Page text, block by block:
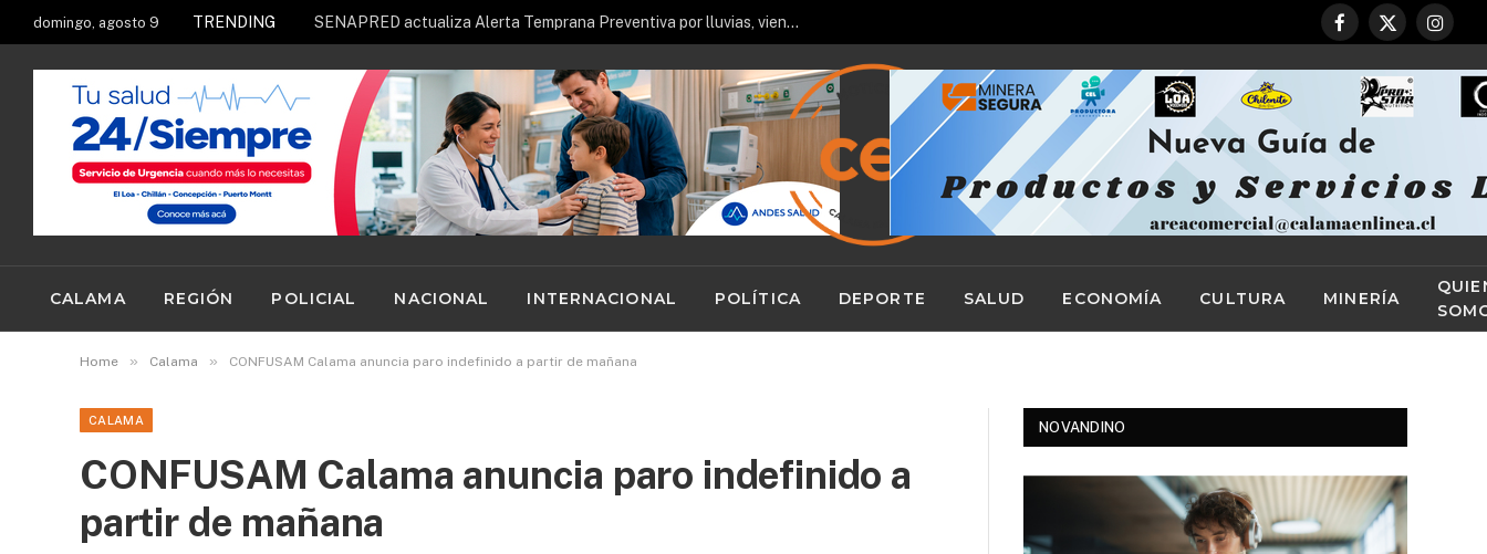
domingo, agosto 9 TRENDING Futuros técnicos loínos fortalecen su aprendizaje con recorrido en terreno por Minera El Abra
Facebook
X
CALAMA REGIÓN POLICIAL NACIONAL INTERNACIONAL POLÍTICA DEPORTE SALUD ECONOMÍA CULTURA MINERÍA
Home » Calama » CONFUSAM Calama anuncia paro indefinido a partir de mañana
CALAMA
CONFUSAM Calama anuncia paro indefinido a
partir de mañana
NOVANDINO